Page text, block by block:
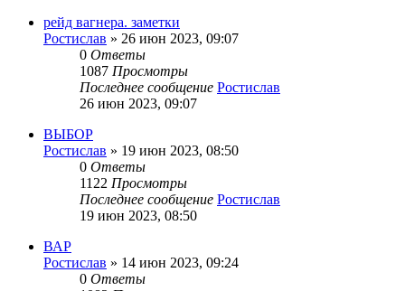
рейд вагнера. заметки
Ростислав » 26 июн 2023, 09:07
0 Ответы
1087 Просмотры
Последнее сообщение Ростислав
26 июн 2023, 09:07
ВЫБОР
Ростислав » 19 июн 2023, 08:50
0 Ответы
1122 Просмотры
Последнее сообщение Ростислав
19 июн 2023, 08:50
ВАР
Ростислав » 14 июн 2023, 09:24
0 Ответы